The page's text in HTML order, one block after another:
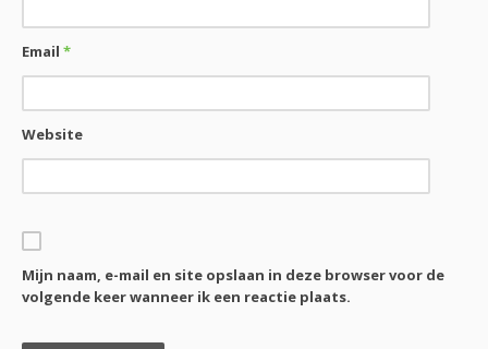
Email*
Website
Mijn naam, e-mail en site opslaan in deze browser voor de
volgende keer wanneer ik een reactie plaats.